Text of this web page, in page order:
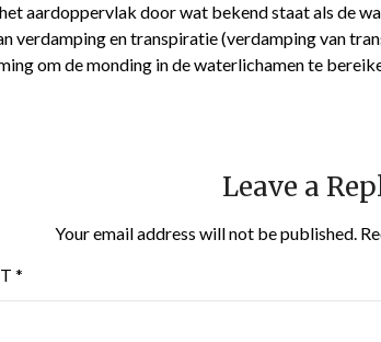
aardoppervlak door wat bekend staat als de
verdamping en transpiratie (verdamping van
om de monding in de waterlichamen te
Leave a
Your email address will not be published.
*